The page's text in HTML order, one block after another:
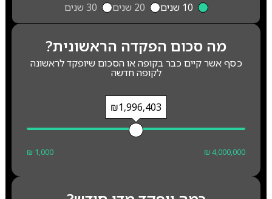
10 שנים
20 שנים 30 שנים
מה סכום הפקדה הראשונית?
כסף אשר קיים כבר בקופה או הסכום שיופקד לראשונה
לקופה חדשה
₪1,996,403
₪ 1,000 ₪ 4,000,000